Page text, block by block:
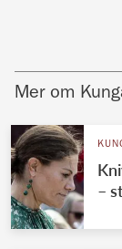
Mer om
–